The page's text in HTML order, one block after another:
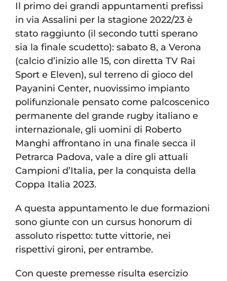
Il primo dei grandi appuntamenti prefissi
in via Assalini per la stagione 2022/23 è
stato raggiunto (il secondo tutti sperano
sia la finale scudetto): sabato 8, a Verona
(calcio d’inizio alle 15, con diretta TV Rai
Sport e Eleven), sul terreno di gioco del
Payanini Center, nuovissimo impianto
polifunzionale pensato come palcoscenico
permanente del grande rugby italiano e
internazionale, gli uomini di Roberto
Manghi affrontano in una finale secca il
Petrarca Padova, vale a dire gli attuali
Campioni d’Italia, per la conquista della
Coppa Italia 2023.
A questa appuntamento le due formazioni
sono giunte con un cursus honorum di
assoluto rispetto: tutte vittorie, nei
rispettivi gironi, per entrambe.
Con queste premesse risulta esercizio